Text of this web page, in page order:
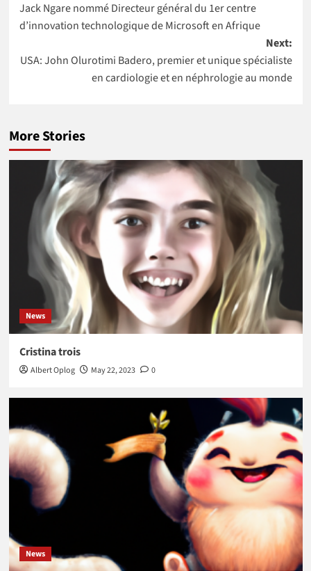
Prize 2020
au Maroc
navigation
Jack Ngare nommé Directeur général du 1er centre
d’innovation technologique de Microsoft en Afrique
Next:
USA: John Olurotimi Badero, premier et unique spécialiste
en cardiologie et en néphrologie au monde
More Stories
News
Cristina trois
Albert Oplog May 22, 2023 0
News